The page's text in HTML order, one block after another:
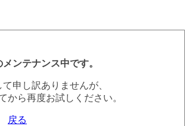
ンテナンス中です。
申し訳ありませんが、
から再度お試しください。
戻る